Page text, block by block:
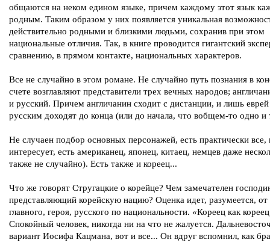
общаются на неком едином языке, причем каждому этот язык
родным. Таким образом у них появляется уникальная
действительно родными и близкими людьми, сохранив при этом
национальные отличия. Так, в книге проводится гигантский
сравнению, в прямом контакте, национальных характеров.
Все не случайно в этом романе. Не случайно путь познания в
счете возглавляют представители трех вечных народов;
и русский. Причем англичанин сходит с дистанции, и лишь еврей
русским доходят до конца (или до начала, что вобщем-то одно и
Не случаен подбор основных персонажей, есть практически все,
интересует, есть американец, японец, китаец, немцев даже
также не случайно). Есть также и кореец...
Что же говорят Стругацкие о корейце? Чем замечателен
представляющий корейскую нацию? Оценка идет, разумеется, от
главного, героя, русского по национальности. «Кореец как
Спокойный человек, никогда ни на что не жалуется.
вариант Иосифа Кацмана, вот и все... Он вдруг вспомнил, как